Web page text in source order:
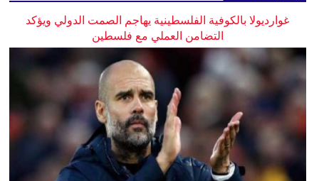
غوارديولا بالكوفية الفلسطينية يهاجم الصمت الدولي ويؤكد
التضامن العملي مع فلسطين